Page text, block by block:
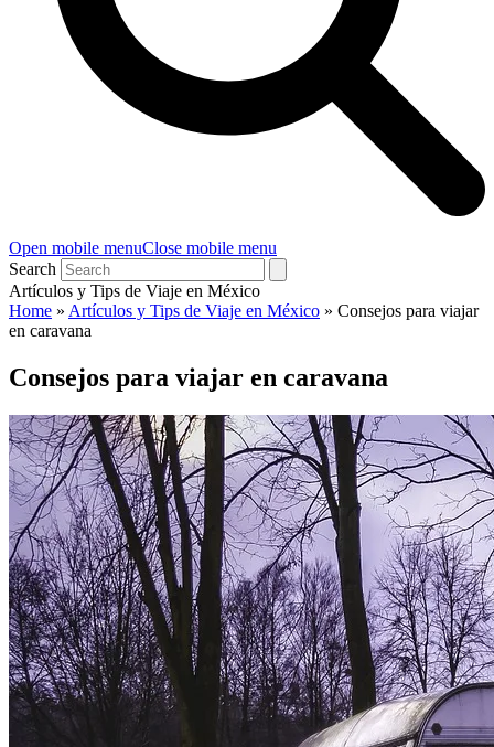
Open mobile menuClose mobile menu
Search
Artículos y Tips de Viaje en México
Home » Artículos y Tips de Viaje en México » Consejos para viajar
en caravana
Consejos para viajar en caravana